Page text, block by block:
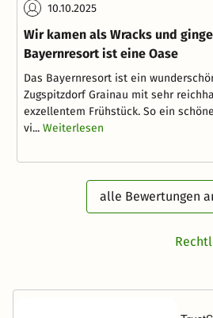
10.10.2025
Wir kamen als Wracks und
Bayernresort ist eine Oase
Das Bayernresort ist ein
Zugspitzdorf Grainau mit sehr
exzellentem Frühstück. So ein
vi... Weiterlesen
alle Bewertungen